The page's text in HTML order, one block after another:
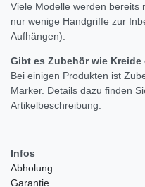
Viele Modelle werden bereits
nur wenige Handgriffe zur
Aufhängen).
Gibt es Zubehör wie Kreide
Bei einigen Produkten ist
Marker. Details dazu finden
Artikelbeschreibung.
Infos
Abholung
Garantie